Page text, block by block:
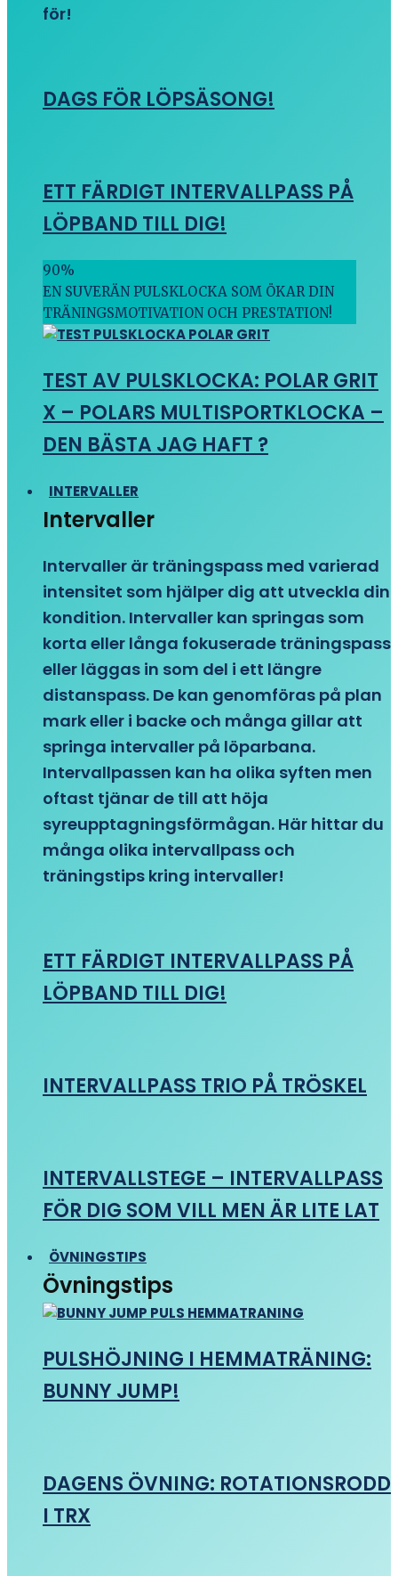
för!
DAGS FÖR LÖPSÄSONG!
ETT FÄRDIGT INTERVALLPASS PÅ
LÖPBAND TILL DIG!
90%
EN SUVERÄN PULSKLOCKA SOM ÖKAR DIN
TRÄNINGSMOTIVATION OCH PRESTATION!
TEST AV PULSKLOCKA: POLAR GRIT
X – POLARS MULTISPORTKLOCKA –
DEN BÄSTA JAG HAFT ?
INTERVALLER
Intervaller
Intervaller är träningspass med varierad
intensitet som hjälper dig att utveckla din
kondition. Intervaller kan springas som
korta eller långa fokuserade träningspass
eller läggas in som del i ett längre
distanspass. De kan genomföras på plan
mark eller i backe och många gillar att
springa intervaller på löparbana.
Intervallpassen kan ha olika syften men
oftast tjänar de till att höja
syreupptagningsförmågan. Här hittar du
många olika intervallpass och
träningstips kring intervaller!
ETT FÄRDIGT INTERVALLPASS PÅ
LÖPBAND TILL DIG!
INTERVALLPASS TRIO PÅ TRÖSKEL
INTERVALLSTEGE – INTERVALLPASS
FÖR DIG SOM VILL MEN ÄR LITE LAT
ÖVNINGSTIPS
Övningstips
PULSHÖJNING I HEMMATRÄNING:
BUNNY JUMP!
DAGENS ÖVNING: ROTATIONSRODD
I TRX